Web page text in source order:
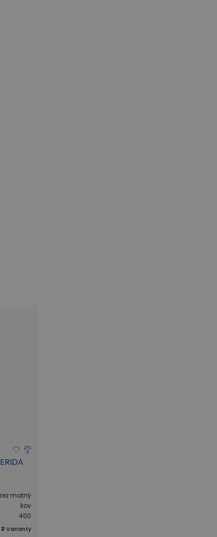
matný
kov
400
3 Varianty